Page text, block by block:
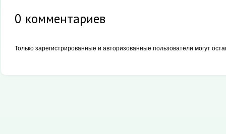
0 комментариев
Только зарегистрированные и авторизованные пользователи могут